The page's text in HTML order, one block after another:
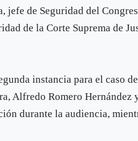
jefe de Seguridad del
de la Corte Suprema de
instancia para el caso
Alfredo Romero Hernández
durante la audiencia,